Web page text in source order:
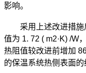
影响。
采用上述改进措
值为 1. 72 ( m2·K) /W
热阻值较改进前增加
的保温系统热侧表面的